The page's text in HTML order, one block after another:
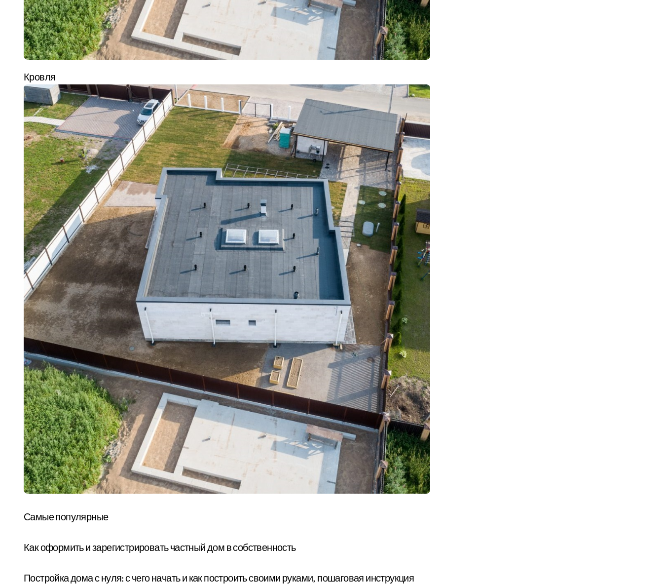
Кровля
Самые популярные
Как оформить и зарегистрировать частный дом в собственность
Постройка дома с нуля: с чего начать и как построить своими руками, пошаговая инструкция